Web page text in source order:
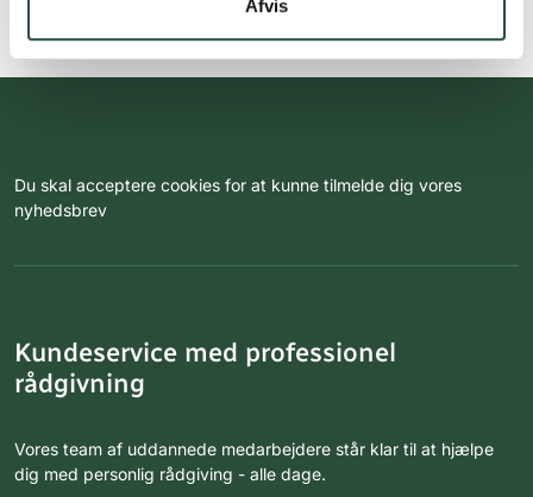
Afvis
Du skal acceptere cookies for at kunne tilmelde dig vores
nyhedsbrev
Kundeservice med professionel
rådgivning
Vores team af uddannede medarbejdere står klar til at hjælpe
dig med personlig rådgiving - alle dage.